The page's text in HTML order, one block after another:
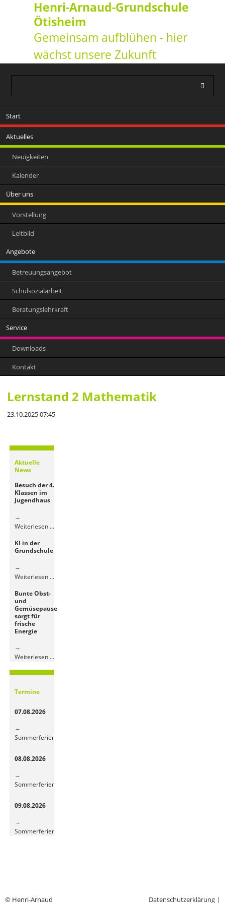
Henri-Arnaud-Grundschule
Ötisheim
Gemeinsam aufblühen - hier
wächst unsere Zukunft
überspringen
Start
Aktuelles
Neuigkeiten
Kalender
Über uns
Vorstellung
Leitbild
Angebote
Betreuungsangebot
Schulsozialarbeit
Beratungslehrkraft
Service
Downloads
Kontakt
Lernstand 2 Mathematik
23.10.2025 07:45
Aktuelle
News
Besuch der 4.
Klassen im
Jugendhaus
Weiterlesen …Besuch
KI in der
Grundschule
Weiterlesen …KI
Bunte Obst-
und
Gemüsepause
sorgt für
frische
Energie
Weiterlesen …Bunte
und
Termine
07.08.2026
Sommerferien
08.08.2026
Sommerferien
09.08.2026
Sommerferien
© Henri-Arnaud Datenschutzerklärung |